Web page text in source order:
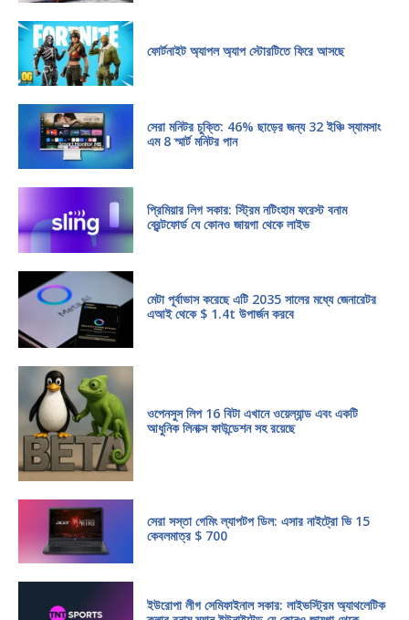
ফোর্টনাইট অ্যাপল অ্যাপ স্টোরটিতে ফিরে আসছে
সেরা মনিটর চুক্তি: 46% ছাড়ের জন্য 32 ইঞ্চি স্যামসাং
এম 8 স্মার্ট মনিটর পান
প্রিমিয়ার লিগ সকার: স্ট্রিম নটিংহাম ফরেস্ট বনাম
ব্রেন্টফোর্ড যে কোনও জায়গা থেকে লাইভ
মেটা পূর্বাভাস করেছে এটি 2035 সালের মধ্যে জেনারেটর
এআই থেকে $ 1.4t উপার্জন করবে
ওপেনসুস লিপ 16 বিটা এখানে ওয়েল্যান্ড এবং একটি
আধুনিক লিনাক্স ফাউন্ডেশন সহ রয়েছে
সেরা সস্তা গেমিং ল্যাপটপ ডিল: এসার নাইট্রো ভি 15
কেবলমাত্র $ 700
ইউরোপা লীগ সেমিফাইনাল সকার: লাইভস্ট্রিম অ্যাথলেটিক